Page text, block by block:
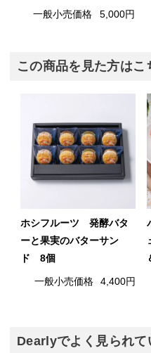
一般小売価格 5,000円
この商品を見た方は
ホシフルーツ 発酵バタ
ーと果実のバターサン
ド 8個
一般小売価格 4,400円
Dearlyでよく見られて